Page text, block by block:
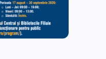
din catalogul online al